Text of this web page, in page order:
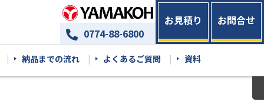
0774-88-6800
お見積り お問合せ
納品までの流れ よくあるご質問 資料